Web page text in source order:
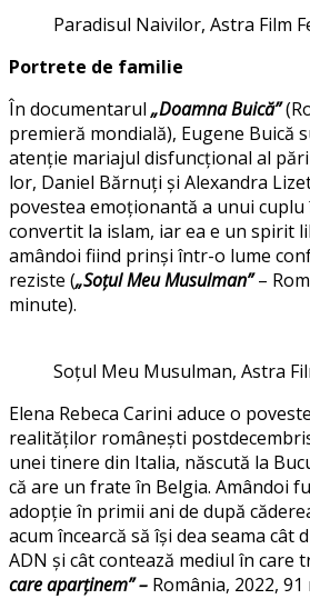
Paradisul Naivilor, Astra Film
Portrete de familie
În documentarul „Doamna Buică”
premieră mondială), Eugene Buică
atenție mariajul disfuncțional al
lor, Daniel Bărnuți și Alexandra
povestea emoționantă a unui cuplu
convertit la islam, iar ea e un spirit
amândoi fiind prinși într-o lume
reziste („Soțul Meu Musulman”–
minute).
Soțul Meu Musulman, Astra
Elena Rebeca Carini aduce o
realităților românești
unei tinere din Italia, născută la
că are un frate în Belgia. Amândoi
adopție în primii ani de după
acum încearcă să își dea seama cât
ADN și cât contează mediul în care
care aparținem” – România, 2022,